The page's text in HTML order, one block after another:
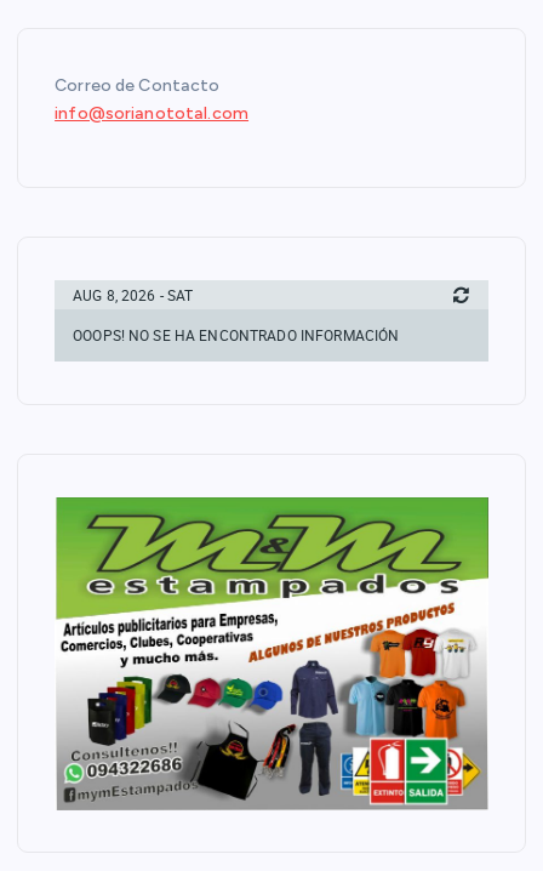
Correo de Contacto
info@sorianototal.com
AUG 8, 2026 - SAT
OOOPS! NO SE HA ENCONTRADO INFORMACIÓN